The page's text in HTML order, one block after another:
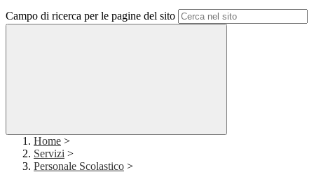
Campo di ricerca per le pagine del sito
Home >
Servizi >
Personale Scolastico >